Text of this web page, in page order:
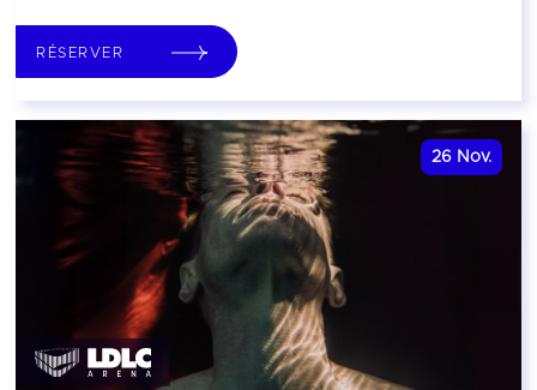
RÉSERVER
26 Nov.